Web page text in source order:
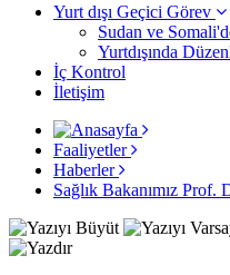
Yurt dışı Geçici Görev
Sudan ve
Yurtdışında
İç Kontrol
İletişim
Faaliyetler
Haberler
Sağlık Bakanımız Prof.